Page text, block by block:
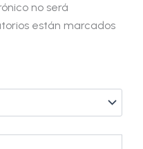
no será
están marcados